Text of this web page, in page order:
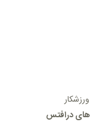
درافتس